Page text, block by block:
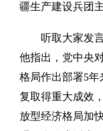
疆生产建设兵团
听取大家发言
他指出，党中央
格局作出部署5
复取得重大成效
放型经济格局加